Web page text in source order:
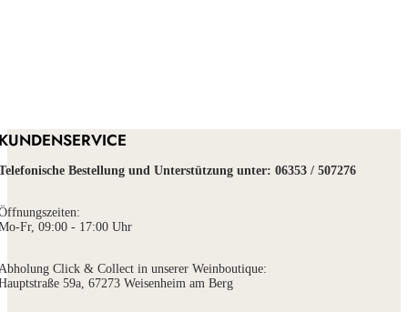
Bestellung und Unterstützung unter: 06353 / 507276
Fr, 09:00 - 17:00 Uhr
Click & Collect in unserer Weinboutique:
59a, 67273 Weisenheim am Berg